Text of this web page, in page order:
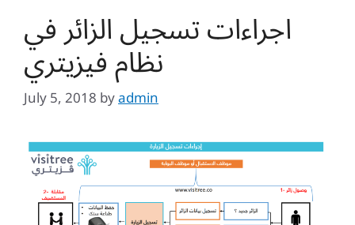
اجراءات تسجيل الزائر في
نظام فيزيتري
July 5, 2018byadmin